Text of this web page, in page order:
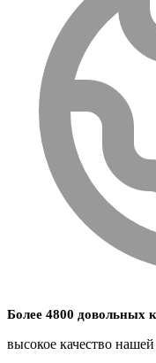
Более 4800 довольных
высокое качество